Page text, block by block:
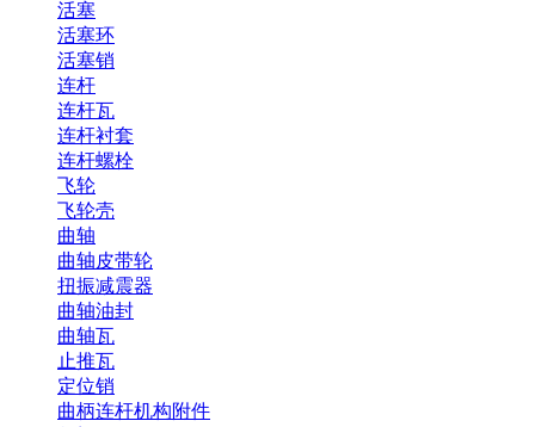
活塞
活塞环
活塞销
连杆
连杆瓦
连杆衬套
连杆螺栓
飞轮
飞轮壳
曲轴
曲轴皮带轮
扭振减震器
曲轴油封
曲轴瓦
止推瓦
定位销
曲柄连杆机构附件